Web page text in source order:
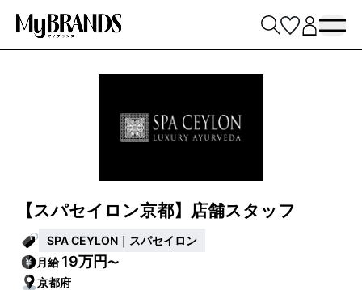
【スパセイロン京都】店舗スタッフ
SPA CEYLON｜スパセイロン
月給19万円〜
京都府